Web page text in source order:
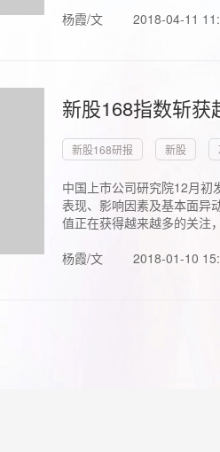
杨霞/文 2018-04-11
新股168指数斩
新股168研报 新股
中国上市公司研究院12月初
表现、影响因素及基本面异
值正在获得越来越多的关注
杨霞/文
2018-01-10